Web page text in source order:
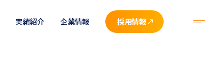
実績紹介 企業情報 採用情報